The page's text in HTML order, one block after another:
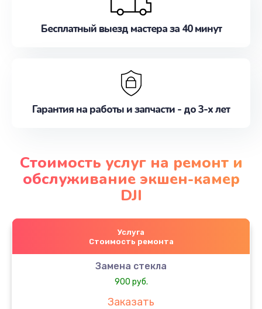
Бесплатный выезд мастера за 40 минут
Гарантия на работы и запчасти - до 3-х лет
Стоимость услуг на ремонт и
обслуживание экшен-камер
DJI
Услуга
Стоимость ремонта
Замена стекла
900 руб.
Заказать